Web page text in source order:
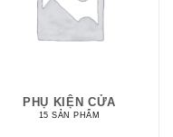
PHỤ KIỆN CỬA
15 SẢN PHẨM